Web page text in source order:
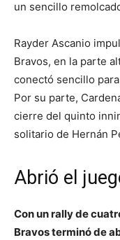
un sencillo
Rayder Ascanio
Bravos, en la parte
conectó sencillo
Por su parte,
cierre del quinto
solitario de Hernán
Abrió el
Con un rally de
Bravos terminó de